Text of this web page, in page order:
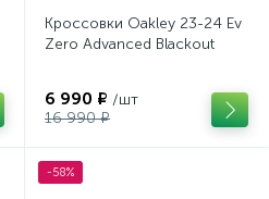
Кроссовки Oakley 23-24 Ev
Zero Advanced Blackout
6 990 ₽ /шт
16 990 ₽
-58%